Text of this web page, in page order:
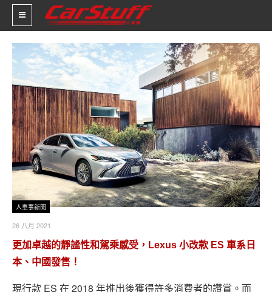
新車價格
車市新聞
賽車新聞
汽車改裝
輪胎特區
促銷訊息
人車軼事
試車報導
專題報導
人車事新聞
26 八月 2021
更加卓越的靜謐性和駕乘感受，Lexus 小改款 ES 車系日
本、中國發售！
現行款 ES 在 2018 年推出後獲得許多消費者的讚賞。而